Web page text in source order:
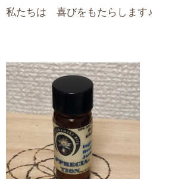
私たちは 喜びをもたらします♪